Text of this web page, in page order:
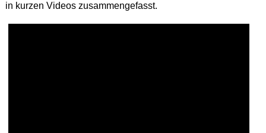
in kurzen Videos zusammengefasst.